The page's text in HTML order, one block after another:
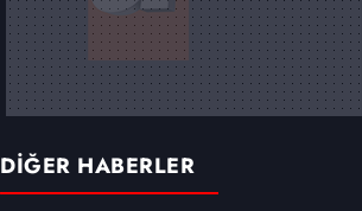
DİĞER HABERLER